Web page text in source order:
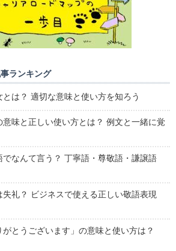
ランキング
とは？ 適切な意味と使い方を知ろう
意味と正しい使い方とは？ 例文と一緒に覚
でなんて言う？ 丁寧語・尊敬語・謙譲語
失礼？ ビジネスで使える正しい敬語表現
がとうございます」の意味と使い方は？